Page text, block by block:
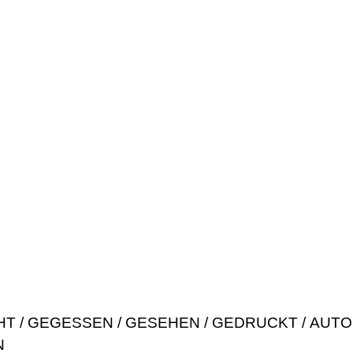
GEGESSEN GESEHEN GEDRUCKT